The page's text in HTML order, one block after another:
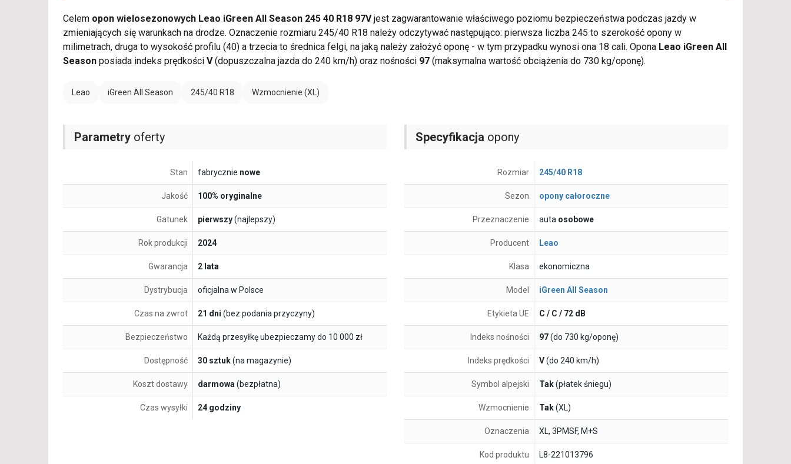
Celem opon wielosezonowych Leao iGreen All Season 245 40 R18 97Vjest zagwarantowanie właściwego poziomu bezpieczeństwa podczas jazdy w
zmieniających się warunkach na drodze. Oznaczenie rozmiaru 245/40 R18 należy odczytywać następująco: pierwsza liczba 245 to szerokość opony w
milimetrach, druga to wysokość profilu (40) a trzecia to średnica felgi, na jaką należy założyć oponę - w tym przypadku wynosi ona 18 cali. Opona Leao iGreen All
Season posiada indeks prędkości V(dopuszczalna jazda do 240 km/h) oraz nośności 97 (maksymalna wartość obciążenia do 730 kg/oponę).
Leao iGreen All Season 245/40 R18 Wzmocnienie (XL)
Parametry oferty
Stan fabrycznie nowe
Jakość 100% oryginalne
Gatunek pierwszy(najlepszy)
Rok produkcji 2024
Gwarancja 2 lata
Dystrybucja oficjalna w Polsce
Czas na zwrot 21 dni (bez podania przyczyny)
Bezpieczeństwo Każdą przesyłkę ubezpieczamy do 10 000 zł
Dostępność 30 sztuk(na magazynie)
Koszt dostawy darmowa(bezpłatna)
Czas wysyłki 24 godziny
Specyfikacja opony
Rozmiar 245/40 R18
Sezon opony całoroczne
Przeznaczenie auta osobowe
Producent Leao
Klasa ekonomiczna
Model iGreen All Season
Etykieta UE C / C / 72 dB
Indeks nośności 97(do 730 kg/oponę)
Indeks prędkości V(do 240 km/h)
Symbol alpejski Tak(płatek śniegu)
Wzmocnienie Tak(XL)
Oznaczenia XL, 3PMSF, M+S
Kod produktu L8-221013796